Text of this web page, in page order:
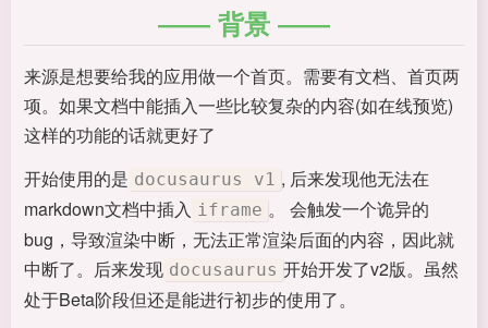
背景
来源是想要给我的应用做一个首页。需要有文档、首页两
项。如果文档中能插入一些比较复杂的内容(如在线预览)
这样的功能的话就更好了
开始使用的是 docusaurus v1 , 后来发现他无法在
markdown文档中插入 iframe 。 会触发一个诡异的
bug，导致渲染中断，无法正常渲染后面的内容，因此就
中断了。后来发现 docusaurus 开始开发了v2版。虽然
处于Beta阶段但还是能进行初步的使用了。